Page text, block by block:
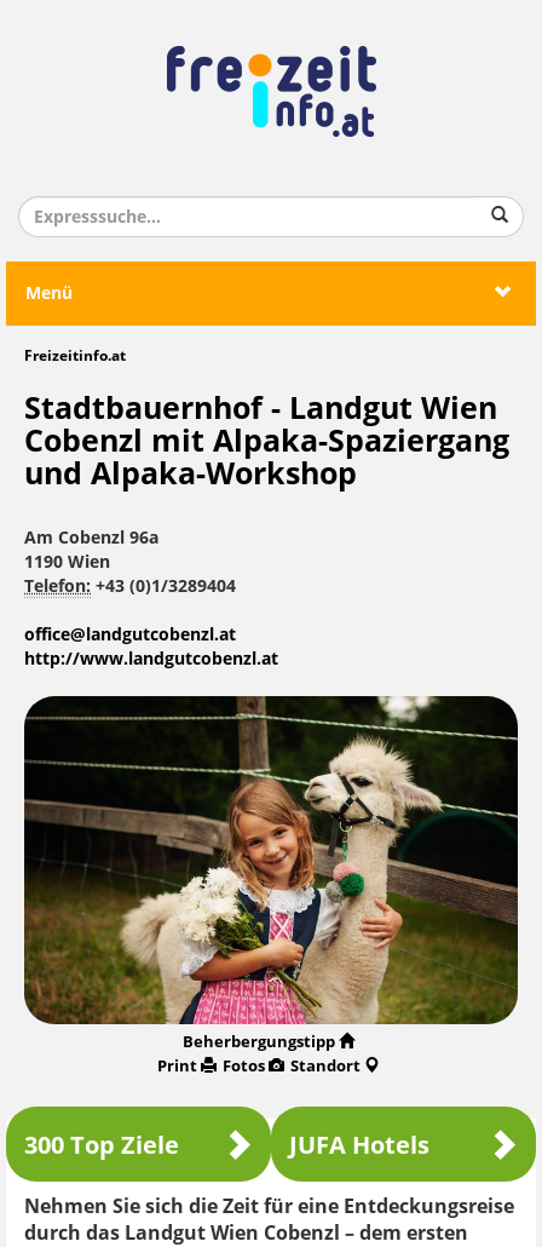
Menü
Freizeitinfo.at
Stadtbauernhof - Landgut Wien
Cobenzl mit Alpaka-Spaziergang
und Alpaka-Workshop
Am Cobenzl 96a
1190 Wien
Telefon: +43 (0)1/3289404
office@landgutcobenzl.at
http://www.landgutcobenzl.at
Beherbergungstipp
Print
Fotos Standort
300 Top Ziele JUFA Hotels
Nehmen Sie sich die Zeit für eine Entdeckungsreise
durch das Landgut Wien Cobenzl – dem ersten